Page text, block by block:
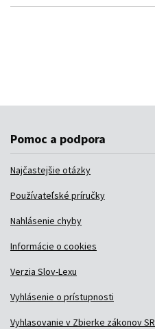
Pomoc a podpora
Najčastejšie otázky
Používateľské príručky
Nahlásenie chyby
Informácie o cookies
Verzia Slov-Lexu
Vyhlásenie o prístupnosti
Vyhlasovanie v Zbierke zákonov SR